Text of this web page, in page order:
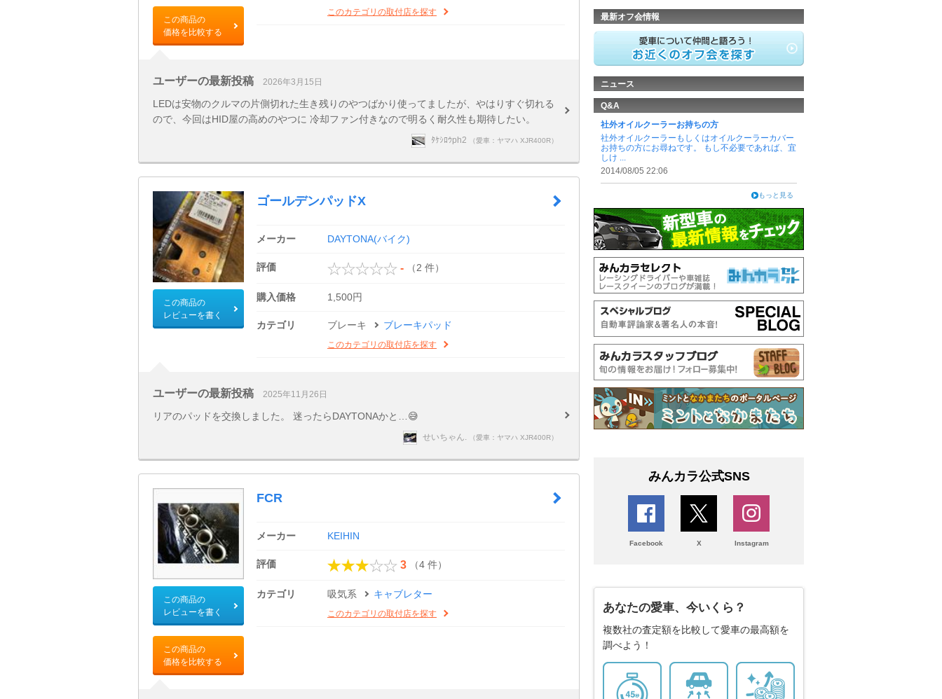
この商品の
価格を比較する
このカテゴリの取付店を探す
ユーザーの最新投稿 2026年3月15日
LEDは安物のクルマの片側切れた生き残りのやつばかり使ってましたが、やはりすぐ切れる
ので、今回はHID屋の高めのやつに 冷却ファン付きなので明るく耐久性も期待したい。
ﾀｹｼﾛｳph2 （愛車：ヤマハ XJR400R）
この商品の
レビューを書く
ゴールデンパッドX
メーカー DAYTONA(バイク)
評価 - （2 件）
購入価格 1,500円
カテゴリ ブレーキ ブレーキパッド
このカテゴリの取付店を探す
ユーザーの最新投稿 2025年11月26日
リアのパッドを交換しました。 迷ったらDAYTONAかと…😅
せいちゃん. （愛車：ヤマハ XJR400R）
この商品の
レビューを書く
この商品の
価格を比較する
FCR
メーカー KEIHIN
評価 3 （4 件）
カテゴリ 吸気系 キャブレター
このカテゴリの取付店を探す
最新オフ会情報
ニュース
Q&A
社外オイルクーラーお持ちの方
社外オイルクーラーもしくはオイルクーラーカバー
お持ちの方にお尋ねです。 もし不必要であれば、宜
しけ ...
2014/08/05 22:06
もっと見る
みんカラ公式SNS
Facebook X Instagram
あなたの愛車、今いくら？
複数社の査定額を比較して愛車の最高額を
調べよう！